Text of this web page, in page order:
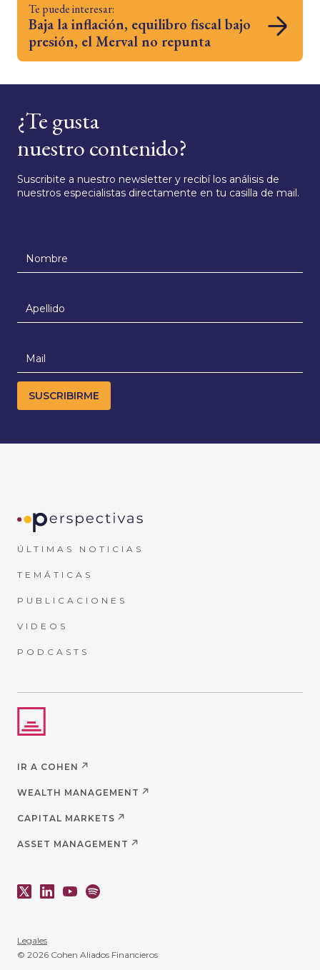
Te puede interesar:
Baja la inflación, equilibro fiscal bajo
presión, el Merval no repunta
¿Te gusta
nuestro contenido?
Suscribite a nuestro newsletter y recibí los análisis de
nuestros especialistas directamente en tu casilla de mail.
ÚLTIMAS NOTICIAS
TEMÁTICAS
PUBLICACIONES
VIDEOS
PODCASTS
IR A COHEN
WEALTH MANAGEMENT
CAPITAL MARKETS
ASSET MANAGEMENT
Legales
© 2026 Cohen Aliados Financieros